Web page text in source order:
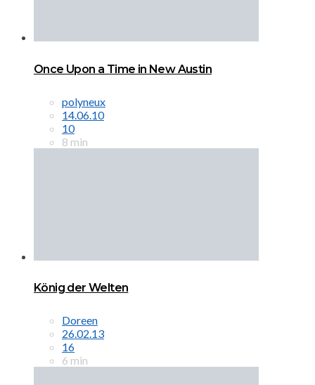
Once Upon a Time in New Austin
polyneux
14.06.10
10
8 min
König der Welten
Doreen
26.02.13
16
6 min